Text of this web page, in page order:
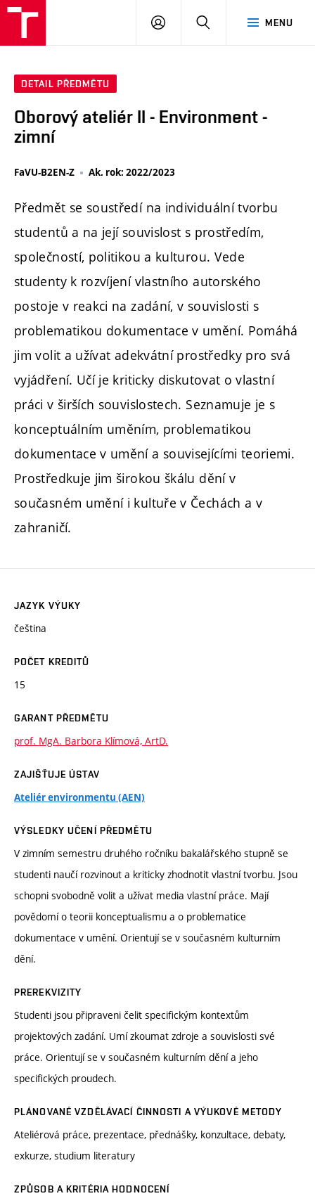
MENU
PŘIHLÁSIT
DETAIL PŘEDMĚTU
Oborový ateliér II - Environment -
zimní
FaVU-B2EN-Z Ak. rok: 2022/2023
Předmět se soustředí na individuální tvorbu
studentů a na její souvislost s prostředím,
společností, politikou a kulturou. Vede
studenty k rozvíjení vlastního autorského
postoje v reakci na zadání, v souvislosti s
problematikou dokumentace v umění. Pomáhá
jim volit a užívat adekvátní prostředky pro svá
vyjádření. Učí je kriticky diskutovat o vlastní
práci v širších souvislostech. Seznamuje je s
konceptuálním uměním, problematikou
dokumentace v umění a souvisejícími teoriemi.
Prostředkuje jim širokou škálu dění v
současném umění i kultuře v Čechách a v
zahraničí.
JAZYK VÝUKY
čeština
POČET KREDITŮ
15
GARANT PŘEDMĚTU
prof. MgA. Barbora Klímová, ArtD.
ZAJIŠŤUJE ÚSTAV
Ateliér environmentu (AEN)
VÝSLEDKY UČENÍ PŘEDMĚTU
V zimním semestru druhého ročníku bakalářského stupně se
studenti naučí rozvinout a kriticky zhodnotit vlastní tvorbu. Jsou
schopni svobodně volit a užívat media vlastní práce. Mají
povědomí o teorii konceptualismu a o problematice
dokumentace v umění. Orientují se v současném kulturním
dění.
PREREKVIZITY
Studenti jsou připraveni čelit specifickým kontextům
projektových zadání. Umí zkoumat zdroje a souvislosti své
práce. Orientují se v současném kulturním dění a jeho
specifických proudech.
PLÁNOVANÉ VZDĚLÁVACÍ ČINNOSTI A VÝUKOVÉ METODY
Ateliérová práce, prezentace, přednášky, konzultace, debaty,
exkurze, studium literatury
ZPŮSOB A KRITÉRIA HODNOCENÍ